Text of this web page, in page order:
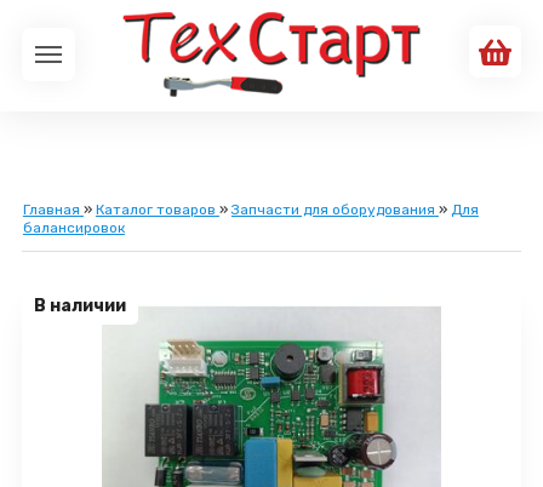
Главная » Каталог товаров »Запчасти для оборудования » Для
балансировок
В наличии